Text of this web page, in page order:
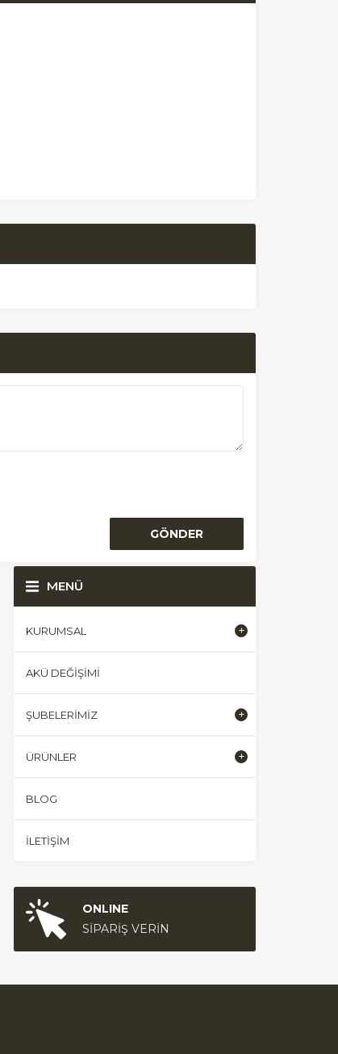
MENÜ
KURUMSAL
AKÜ DEĞIŞIMI
ŞUBELERIMIZ
ÜRÜNLER
BLOG
İLETIŞIM
ONLINE
SİPARİŞ VERİN